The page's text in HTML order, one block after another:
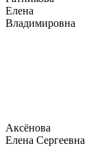
Елена
Владимировна
Аксёнова
Елена Сергеевна